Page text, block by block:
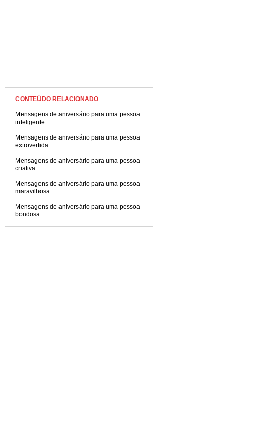
CONTEÚDO RELACIONADO
Mensagens de aniversário para uma pessoa
inteligente
Mensagens de aniversário para uma pessoa
extrovertida
Mensagens de aniversário para uma pessoa
criativa
Mensagens de aniversário para uma pessoa
maravilhosa
Mensagens de aniversário para uma pessoa
bondosa